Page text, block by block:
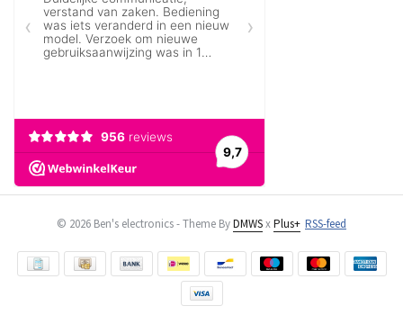
© 2026 Ben's electronics - Theme ByDMWSxPlus+ RSS-feed